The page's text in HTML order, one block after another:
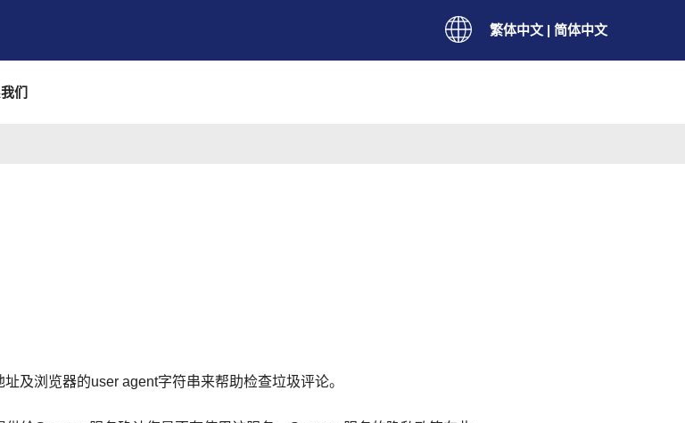
繁体中文 | 简体中文
们
及浏览器的user agent字符串来帮助检查垃圾评论。